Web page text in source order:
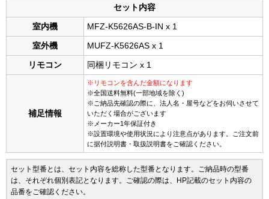
セット内容
室内機 MFZ-K5626AS-B-IN x 1
室外機 MUFZ-K5626AS x 1
リモコン 同梱リモコン x 1
補足情報
※リモコンを含んだ金額になります
※全国送料無料(一部地域を除く)
※ご納品先確認の際に、法人名・屋号などをお伺いさせて
いただく場合がございます
※メーカー1年保証付き
※設置環境や使用状況により注意点があります。ご注文前
に据付説明書・取扱説明書をご確認ください。
セット型番とは、セット内容を総称した型番となります。ご納品時の型番
は、それぞれ個別表記となります。ご確認の際は、HP記載のセット内容の
品番をご確認ください。